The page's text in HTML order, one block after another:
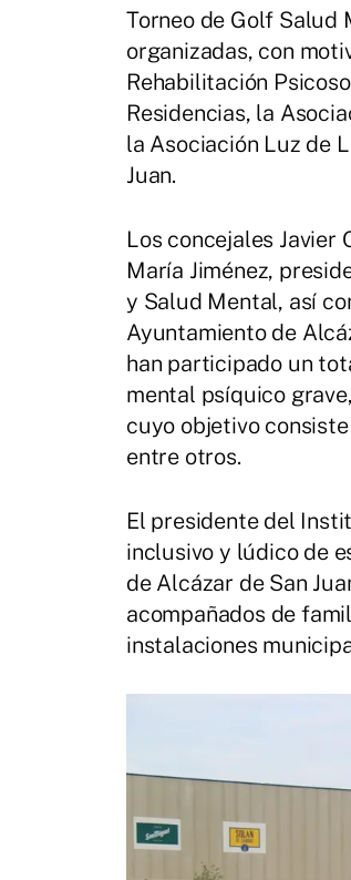
Torneo de Golf Salud
organizadas, con
Rehabilitación
Residencias, la
la Asociación Luz de
Juan.
Los concejales Javier
María Jiménez,
y Salud Mental, así
Ayuntamiento de
han participado un
mental psíquico
cuyo objetivo
entre otros.
El presidente del
inclusivo y lúdico de
de Alcázar de San
acompañados de
instalaciones